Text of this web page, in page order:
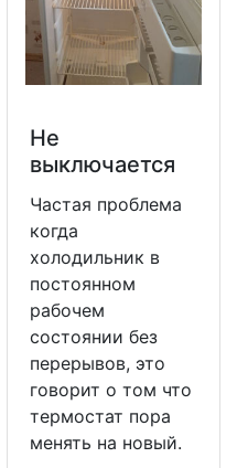
Не
выключается
Частая проблема
когда
холодильник в
постоянном
рабочем
состоянии без
перерывов, это
говорит о том что
термостат пора
менять на новый.